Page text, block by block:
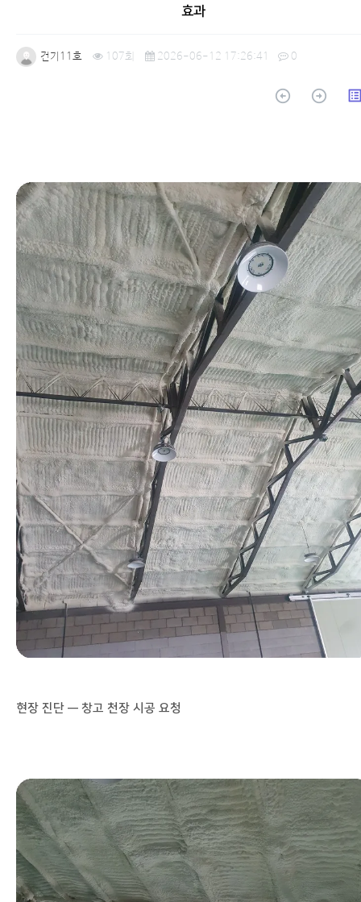
효과
건기11호 107회 2026-06-12 17:26:41 0
arrow_circle_up arrow_circle_up
현장 진단 — 창고 천장 시공 요청